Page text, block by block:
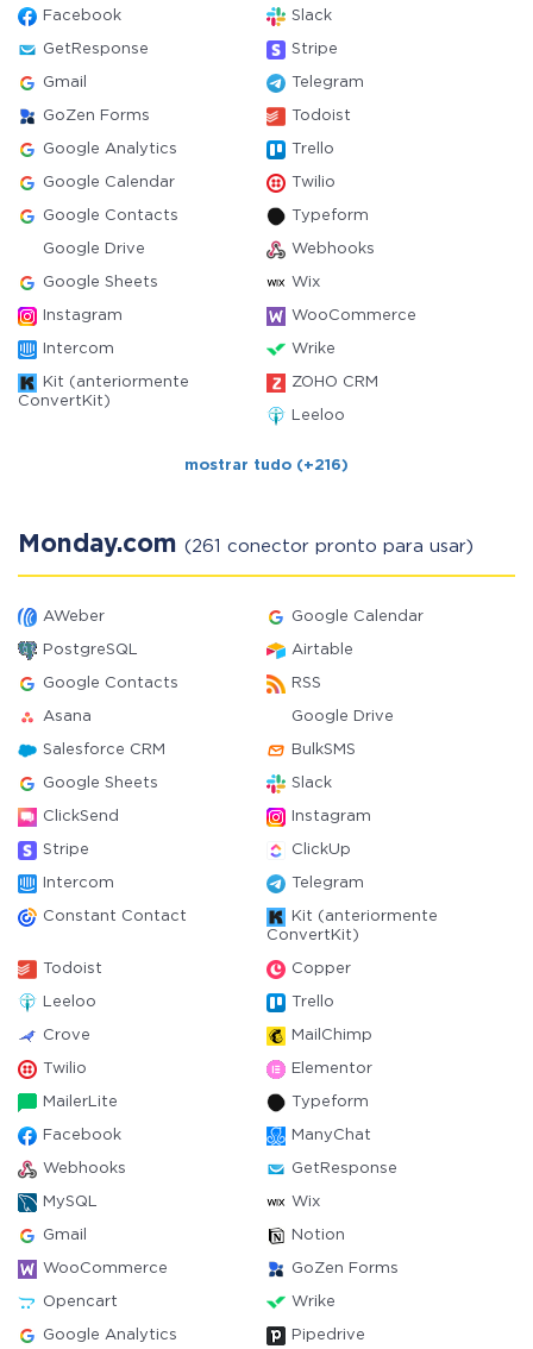
Facebook Slack
GetResponse Stripe
Gmail Telegram
GoZen Forms Todoist
Google Analytics Trello
Google Calendar Twilio
Google Contacts Typeform
Google Drive Webhooks
Google Sheets Wix
Instagram WooCommerce
Intercom Wrike
Kit (anteriormente
ConvertKit)
ZOHO CRM
Leeloo
mostrar tudo (+216)
Monday.com (261 conector pronto para usar)
AWeber Google Calendar
PostgreSQL Airtable
Google Contacts RSS
Asana Google Drive
Salesforce CRM BulkSMS
Google Sheets Slack
ClickSend Instagram
Stripe ClickUp
Intercom Telegram
Constant Contact
Kit (anteriormente
ConvertKit)
Todoist Copper
Leeloo Trello
Crove MailChimp
Twilio Elementor
MailerLite Typeform
Facebook ManyChat
Webhooks GetResponse
MySQL Wix
Gmail Notion
WooCommerce GoZen Forms
Opencart Wrike
Google Analytics Pipedrive